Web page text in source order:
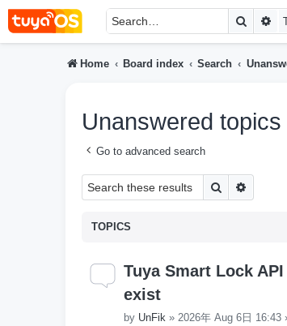
Search
Home Board index Search
Unanswered topics
Go to advanced search
Search
TOPICS
Tuya Smart Lock
exist
by UnFik » 2026年 Aug 6日 16:43